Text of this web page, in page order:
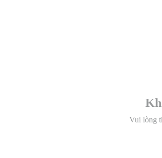
Vui lòng